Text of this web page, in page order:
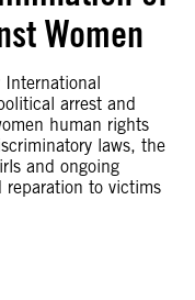
Women
International
arrest and
human rights
laws, the
and ongoing
to victims